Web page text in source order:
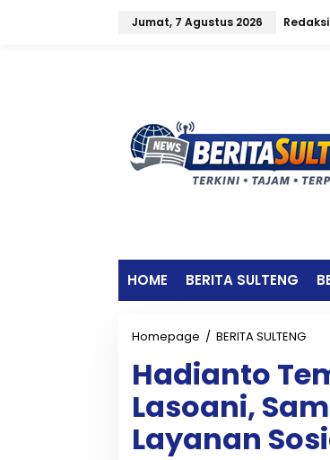
Jumat, 7 Agustus 2026 Redaksi
HOME BERITA SULTENG
Homepage / BERITA SULTENG
d
i
a
n
t
Hadianto
Lasoani,
Layanan